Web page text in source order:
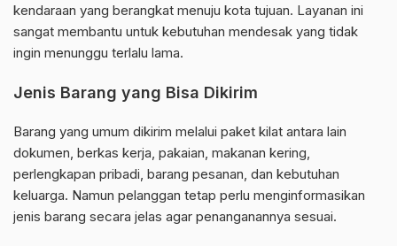
kendaraan yang berangkat menuju kota tujuan. Layanan ini
sangat membantu untuk kebutuhan mendesak yang tidak
ingin menunggu terlalu lama.
Jenis Barang yang Bisa Dikirim
Barang yang umum dikirim melalui paket kilat antara lain
dokumen, berkas kerja, pakaian, makanan kering,
perlengkapan pribadi, barang pesanan, dan kebutuhan
keluarga. Namun pelanggan tetap perlu menginformasikan
jenis barang secara jelas agar penanganannya sesuai.